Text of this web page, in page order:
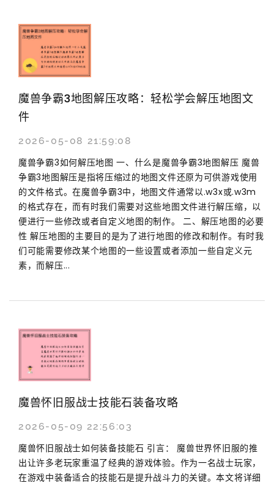
魔兽争霸3地图解压攻略：轻松学会解压地图文
件
2026-05-08 21:59:08
魔兽争霸3如何解压地图 一、什么是魔兽争霸3地图解压 魔兽
争霸3地图解压是指将压缩过的地图文件还原为可供游戏使用
的文件格式。在魔兽争霸3中，地图文件通常以.w3x或.w3m
的格式存在，而有时我们需要对这些地图文件进行解压缩，以
便进行一些修改或者自定义地图的制作。 二、解压地图的必要
性 解压地图的主要目的是为了进行地图的修改和制作。有时我
们可能需要修改某个地图的一些设置或者添加一些自定义元
素，而解压...
魔兽怀旧服战士技能石装备攻略
2026-05-09 22:56:03
魔兽怀旧服战士如何装备技能石 引言： 魔兽世界怀旧服的推
出让许多老玩家重温了经典的游戏体验。作为一名战士玩家，
在游戏中装备适合的技能石是提升战斗力的关键。本文将详细